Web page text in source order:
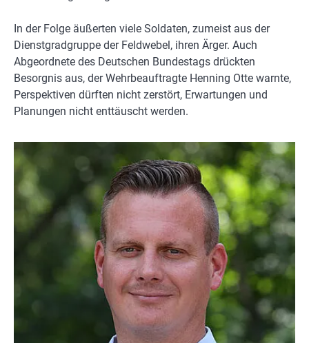
In der Folge äußerten viele Soldaten, zumeist aus der
Dienstgradgruppe der Feldwebel, ihren Ärger. Auch
Abgeordnete des Deutschen Bundestags drückten
Besorgnis aus, der Wehrbeauftragte Henning Otte warnte,
Perspektiven dürften nicht zerstört, Erwartungen und
Planungen nicht enttäuscht werden.